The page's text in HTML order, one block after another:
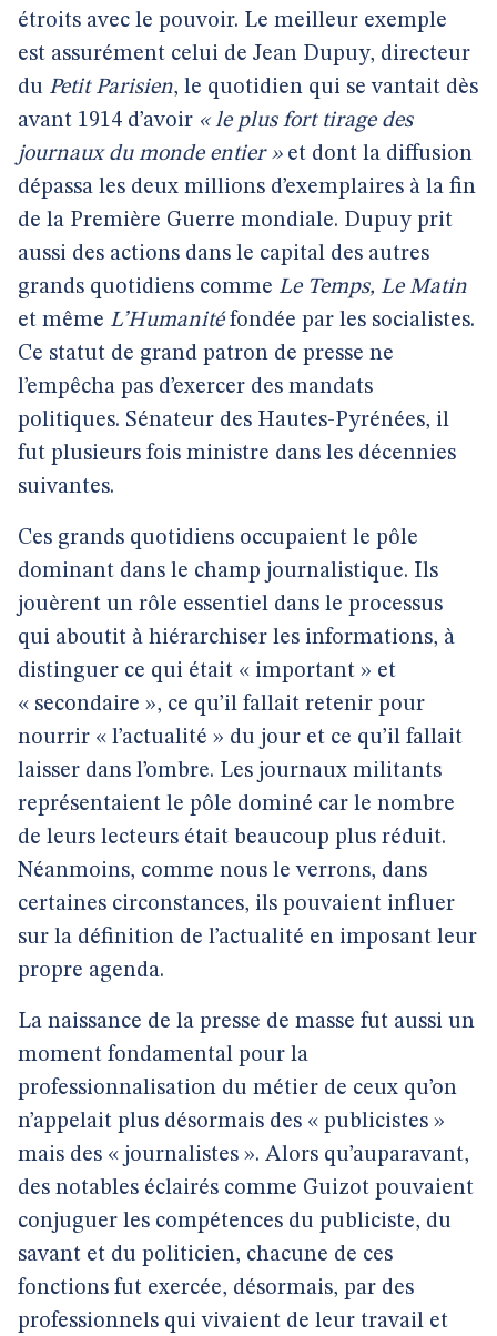
étroits avec le pouvoir. Le meilleur exemple
est assurément celui de Jean Dupuy, directeur
du Petit Parisien, le quotidien qui se vantait dès
avant 1914 d’avoir « le plus fort tirage des
journaux du monde entier »et dont la diffusion
dépassa les deux millions d’exemplaires à la fin
de la Première Guerre mondiale. Dupuy prit
aussi des actions dans le capital des autres
grands quotidiens comme Le Temps, Le Matin
et même L’Humanitéfondée par les socialistes.
Ce statut de grand patron de presse ne
l’empêcha pas d’exercer des mandats
politiques. Sénateur des Hautes-Pyrénées, il
fut plusieurs fois ministre dans les décennies
suivantes.
Ces grands quotidiens occupaient le pôle
dominant dans le champ journalistique. Ils
jouèrent un rôle essentiel dans le processus
qui aboutit à hiérarchiser les informations, à
distinguer ce qui était « important » et
« secondaire », ce qu’il fallait retenir pour
nourrir « l’actualité » du jour et ce qu’il fallait
laisser dans l’ombre. Les journaux militants
représentaient le pôle dominé car le nombre
de leurs lecteurs était beaucoup plus réduit.
Néanmoins, comme nous le verrons, dans
certaines circonstances, ils pouvaient influer
sur la définition de l’actualité en imposant leur
propre agenda.
La naissance de la presse de masse fut aussi un
moment fondamental pour la
professionnalisation du métier de ceux qu’on
n’appelait plus désormais des « publicistes »
mais des « journalistes ». Alors qu’auparavant,
des notables éclairés comme Guizot pouvaient
conjuguer les compétences du publiciste, du
savant et du politicien, chacune de ces
fonctions fut exercée, désormais, par des
professionnels qui vivaient de leur travail et